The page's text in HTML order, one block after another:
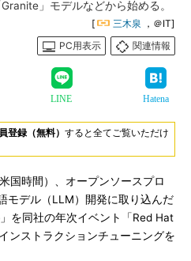
」モデルなどから始める。
[ 三木泉 ，＠IT]
PC用表示
関連情報
LINE Hatena
登録（無料） すると全てご覧いただけ
国時間）、オープンソースプロ
モデル（LLM）開発に取り込んだ
を同社の年次イベント「Red Hat
ンストラクションチューニングを